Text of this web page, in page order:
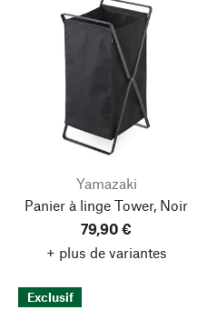
Yamazaki
Panier à linge Tower, Noir
79,90 €
+ plus de variantes
Exclusif